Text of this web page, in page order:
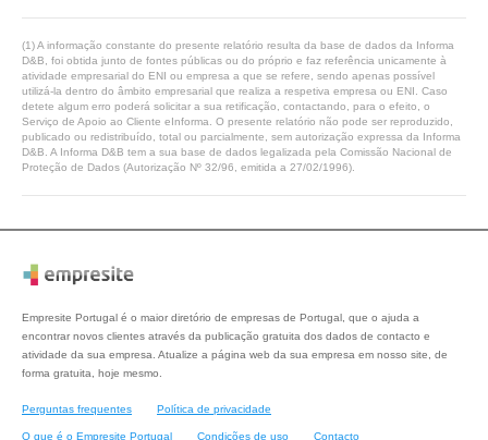
(1) A informação constante do presente relatório resulta da base de dados da Informa
D&B, foi obtida junto de fontes públicas ou do próprio e faz referência unicamente à
atividade empresarial do ENI ou empresa a que se refere, sendo apenas possível
utilizá-la dentro do âmbito empresarial que realiza a respetiva empresa ou ENI. Caso
detete algum erro poderá solicitar a sua retificação, contactando, para o efeito, o
Serviço de Apoio ao Cliente eInforma. O presente relatório não pode ser reproduzido,
publicado ou redistribuído, total ou parcialmente, sem autorização expressa da Informa
D&B. A Informa D&B tem a sua base de dados legalizada pela Comissão Nacional de
Proteção de Dados (Autorização Nº 32/96, emitida a 27/02/1996).
Empresite Portugal é o maior diretório de empresas de Portugal, que o ajuda a
encontrar novos clientes através da publicação gratuita dos dados de contacto e
atividade da sua empresa. Atualize a página web da sua empresa em nosso site, de
forma gratuita, hoje mesmo.
Perguntas frequentes Política de privacidade
O que é o Empresite Portugal Condições de uso Contacto